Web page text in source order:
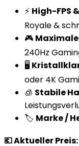
⚡ High-FPS
Royale &
🎮
240Hz
🖥️
oder 4K
🧊 Stabile
🏷️ Marke /
💶 Aktueller Preis: